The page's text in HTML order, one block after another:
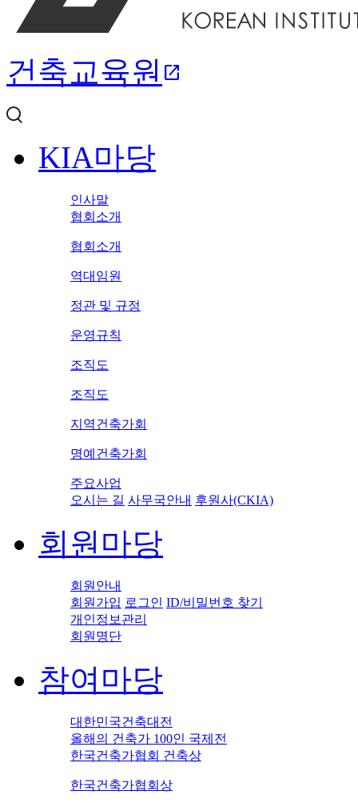
건축교육원 open_in_new
KIA마당
인사말
협회소개
협회소개
역대임원
정관 및 규정
운영규칙
조직도
조직도
지역건축가회
명예건축가회
주요사업
오시는 길 사무국안내 후원사(CKIA)
회원마당
회원안내
회원가입 로그인 ID/비밀번호 찾기
개인정보관리
회원명단
참여마당
대한민국건축대전
올해의 건축가 100인 국제전
한국건축가협회 건축상
한국건축가협회상